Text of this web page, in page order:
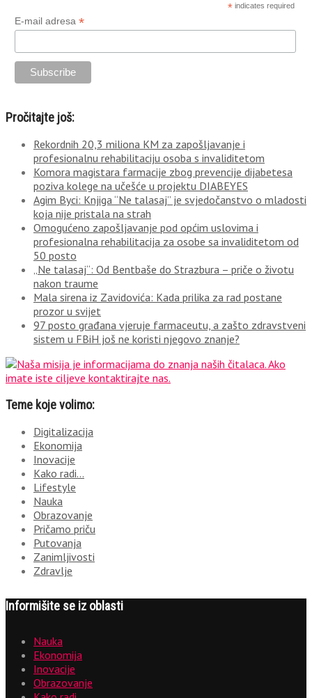
* indicates required
E-mail adresa *
Pročitajte još:
Rekordnih 20,3 miliona KM za zapošljavanje i
profesionalnu rehabilitaciju osoba s invaliditetom
Komora magistara farmacije zbog prevencije dijabetesa
poziva kolege na učešće u projektu DIABEYES
Agim Byci: Knjiga “Ne talasaj” je svjedočanstvo o mladosti
koja nije pristala na strah
Omogućeno zapošljavanje pod općim uslovima i
profesionalna rehabilitacija za osobe sa invaliditetom od
50 posto
„Ne talasaj“: Od Bentbaše do Strazbura – priče o životu
nakon traume
Mala sirena iz Zavidovića: Kada prilika za rad postane
prozor u svijet
97 posto građana vjeruje farmaceutu, a zašto zdravstveni
sistem u FBiH još ne koristi njegovo znanje?
Teme koje volimo:
Digitalizacija
Ekonomija
Inovacije
Kako radi…
Lifestyle
Nauka
Obrazovanje
Pričamo priču
Putovanja
Zanimljivosti
Zdravlje
Informišite se iz oblasti
Nauka
Ekonomija
Inovacije
Obrazovanje